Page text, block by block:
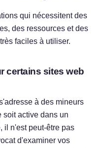
qui nécessitent des
des ressources et des
faciles à utiliser.
certains sites web
à des mineurs
soit active dans un
il n'est peut-être pas
d'examiner vos